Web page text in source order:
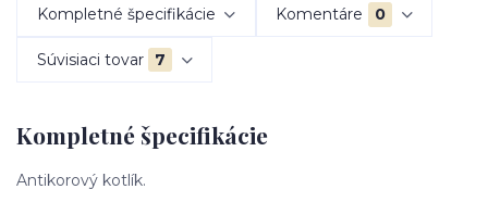
Kompletné špecifikácie Komentáre 0
Súvisiaci tovar 7
Kompletné špecifikácie
Antikorový kotlík.